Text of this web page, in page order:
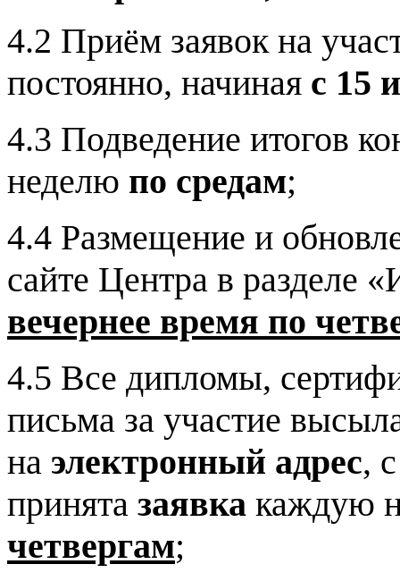
4.2 Приём заявок на
постоянно, начиная с 15
4.3 Подведение итогов
неделю по средам;
4.4 Размещение и
сайте Центра в разделе
вечернее время по
4.5 Все дипломы,
письма за участие
на электронный адрес,
принята заявка каждую
четвергам;